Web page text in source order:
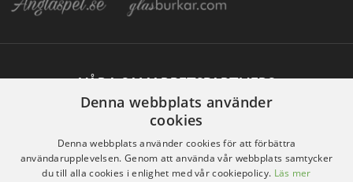
VÅRA SAMARBETSPARTNERS
Denna webbplats använder
cookies
Denna webbplats använder cookies för att förbättra
användarupplevelsen. Genom att använda vår webbplats samtycker
du till alla cookies i enlighet med vår cookiepolicy. Läs mer